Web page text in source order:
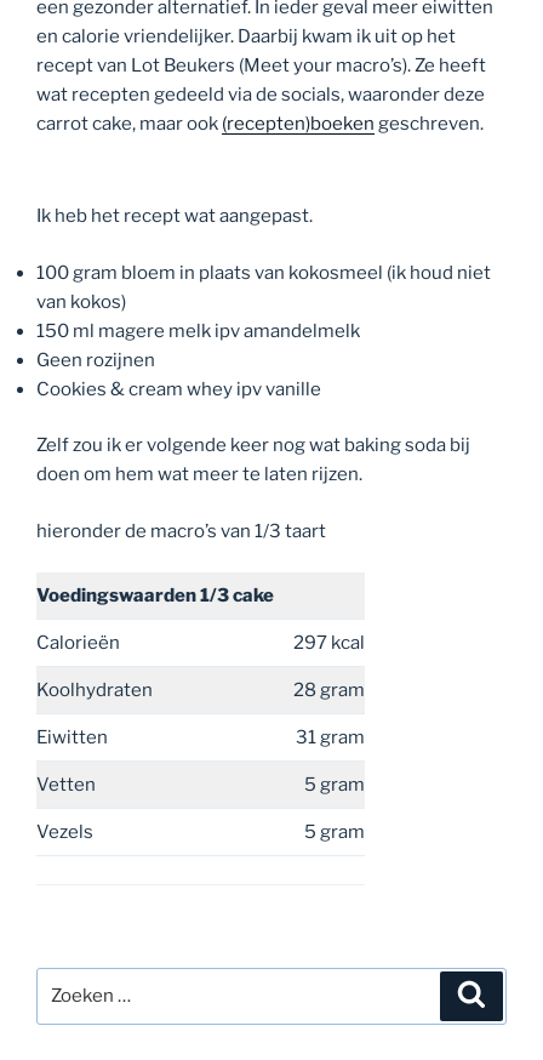
een gezonder alternatief. In ieder geval meer eiwitten
en calorie vriendelijker. Daarbij kwam ik uit op het
recept van Lot Beukers (Meet your macro’s). Ze heeft
wat recepten gedeeld via de socials, waaronder deze
carrot cake, maar ook (recepten)boeken geschreven.
Ik heb het recept wat aangepast.
100 gram bloem in plaats van kokosmeel (ik houd niet
van kokos)
150 ml magere melk ipv amandelmelk
Geen rozijnen
Cookies & cream whey ipv vanille
Zelf zou ik er volgende keer nog wat baking soda bij
doen om hem wat meer te laten rijzen.
hieronder de macro’s van 1/3 taart
Voedingswaarden1/3 cake
Calorieën 297 kcal
Koolhydraten 28 gram
Eiwitten 31 gram
Vetten 5 gram
Vezels 5 gram
naar: